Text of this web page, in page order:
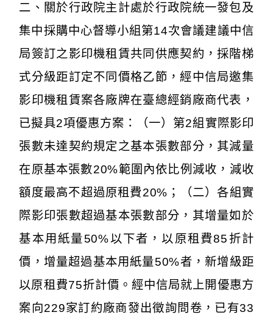
二、關於行政院主計處於行政院統一發包及
集中採購中心督導小組第14次會議建議中信
局簽訂之影印機租賃共同供應契約，採階梯
式分級距訂定不同價格乙節，經中信局邀集
影印機租賃案各廠牌在臺總經銷廠商代表，
已擬具2項優惠方案：（一）第2組實際影印
張數未達契約規定之基本張數部分，其減量
在原基本張數20%範圍內依比例減收，減收
額度最高不超過原租費20%；（二）各組實
際影印張數超過基本張數部分，其增量如於
基本用紙量50%以下者，以原租費85折計
價，增量超過基本用紙量50%者，新增級距
以原租費75折計價。經中信局就上開優惠方
案向229家訂約廠商發出徵詢問卷，已有33